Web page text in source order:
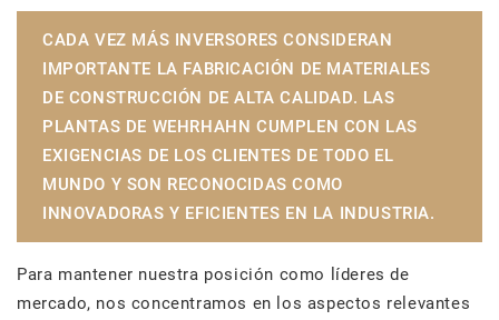
CADA VEZ MÁS INVERSORES CONSIDERAN
IMPORTANTE LA FABRICACIÓN DE MATERIALES
DE CONSTRUCCIÓN DE ALTA CALIDAD. LAS
PLANTAS DE WEHRHAHN CUMPLEN CON LAS
EXIGENCIAS DE LOS CLIENTES DE TODO EL
MUNDO Y SON RECONOCIDAS COMO
INNOVADORAS Y EFICIENTES EN LA INDUSTRIA.
Para mantener nuestra posición como líderes de
mercado, nos concentramos en los aspectos relevantes